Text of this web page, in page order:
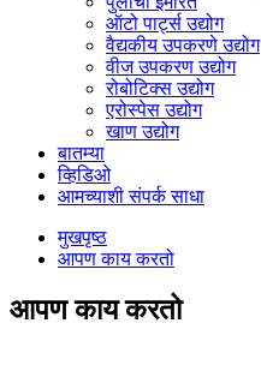
ऑटो पार्ट्स उद्योग
वैद्यकीय उपकरणे उद्योग
वीज उपकरण उद्योग
रोबोटिक्स उद्योग
एरोस्पेस उद्योग
खाण उद्योग
बातम्या
व्हिडिओ
आमच्याशी संपर्क साधा
मुखपृष्ठ
आपण काय करतो
आपण काय करतो